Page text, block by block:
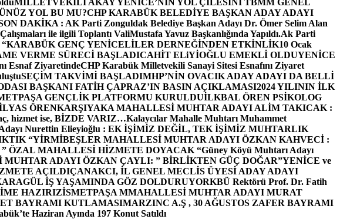
MİLLETVEKİLİ AKAY YENİCE’NİN YOL ÇİLESİNİ TBMM GENEL
YOL BU MU?CHP KARABÜK BELEDİYE BAŞKAN ADAY ADAYI
DAKİKA : AK Parti Zonguldak Belediye Başkan Adayı Dr. Ömer Selim Alan
ile ilgili Toplantı ValiMustafa Yavuz Başkanlığında Yapıldı.Ak Parti
KARABÜK GENÇ YENİCELİLER DERNEĞİNDEN ETKİNLİK10 Ocak
VERME SÜRECİ BAŞLADICAHİT ELiYİOĞLU EMEKLİ OLDUYENİCE
Esnaf ZiyaretindeCHP Karabük Milletvekili Sanayi Sitesi Esnafını Ziyaret
SEÇİM TAKVİMİ BAŞLADIMHP’NİN OVACIK ADAY ADAYI DA BELLİ
BAŞKANI FATİH ÇAPRAZ’IN BASIN AÇIKLAMASI2024 YILININ İLK
GENÇLİK PLATFORMU KURULDUİLKBAL ÖREN PSİKOLOG
ÖRENKARŞIYAKA MAHALLESİ MUHTAR ADAYI ALİM TAKICAK :
hizmet ise, BİZDE VARIZ…Kalaycılar Mahalle Muhtarı Muhammet
Nurettin Elieyioğlu : EK İŞİMİZ DEĞİL, TEK İŞİMİZ MUHTARLIK
“YİRMİBEŞLER MAHALLESİ MUHTAR ADAYI ÖZKAN KAHVECİ :
ÖZAL MAHALLESİ HİZMETE DOYACAK “Güney Köyü Muhtarı Adayı
ADAYI ÖZKAN ÇAYLI: ” BİRLİKTEN GÜÇ DOĞAR”YENİCE ve
AÇILDIÇANAKCI, İL GENEL MECLİS ÜYESİ ADAY ADAYI
İŞ YAŞAMINDA GÖZ DOLDURUYORKBÜ Rektörü Prof. Dr. Fatih
HAZIRIZİSMETPAŞA MMAHALLESİ MUHTAR ADAYI MURAT
BAYRAMI KUTLAMASIMARZINC A.Ş , 30 AĞUSTOS ZAFER BAYRAMI
Haziran Ayında 197 Konut Satıldı